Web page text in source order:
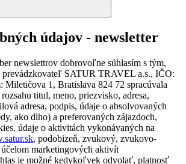
údajov - newsletter
newslettrov dobrovoľne súhlasím s tým,
prevádzkovateľ SATUR TRAVEL a.s., IČO:
Miletičova 1, Bratislava 824 72 spracúvala
titul, meno, priezvisko, adresa,
adresa, podpis, údaje o absolvovaných
ako dlho) a preferovaných zájazdoch,
údaje o aktivitách vykonávaných na
, podobizeň, zvukový, zvukovo-
marketingových aktivít
je možné kedykoľvek odvolať, platnosť